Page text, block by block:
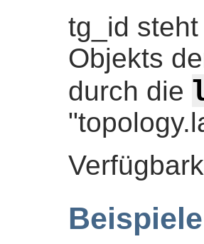
tg_id
Objekts
durch die
Beispiele